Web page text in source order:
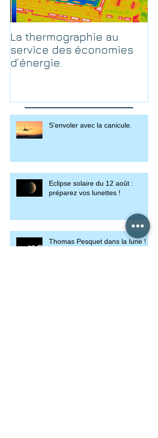
La thermographie au
service des économies
d’énergie.
S’envoler avec la canicule.
Eclipse solaire du 12 août :
préparez vos lunettes !
Thomas Pesquet dans la lune !